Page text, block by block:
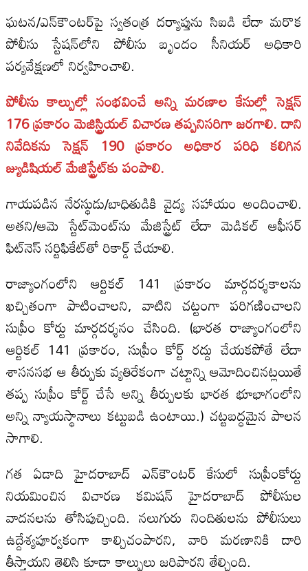
ఘటన/ఎన్‌కౌంటర్‌పై స్వతంత్ర దర్యాప్తును సిఐడి లేదా మరొక
పోలీసు స్టేషన్‌లోని పోలీసు బృందం సీనియర్ అధికారి
పర్యవేక్షణలో నిర్వహించాలి.
పోలీసు కాల్పుల్లో సంభవించే అన్ని మరణాల కేసుల్లో సెక్షన్
176 ప్రకారం మెజిస్ట్రియల్ విచారణ తప్పనిసరిగా జరగాలి. దాని
నివేదికను సెక్షన్ 190 ప్రకారం అధికార పరిధి కలిగిన
జ్యుడిషియల్ మేజిస్ట్రేట్‌కు పంపాలి.
గాయపడిన నేరస్థుడు/బాధితుడికి వైద్య సహాయం అందించాలి.
అతని/ఆమె స్టేట్‌మెంట్‌ను మేజిస్ట్రేట్ లేదా మెడికల్ ఆఫీసర్
ఫిట్‌నెస్ సర్టిఫికేట్‌తో రికార్డ్ చేయాలి.
రాజ్యాంగంలోని ఆర్టికల్ 141 ప్రకారం మార్గదర్శకాలను
ఖచ్చితంగా పాటించాలని, వాటిని చట్టంగా పరిగణించాలని
సుప్రీం కోర్టు మార్గదర్శనం చేసింది. (భారత రాజ్యాంగంలోని
ఆర్టికల్ 141 ప్రకారం, సుప్రీం కోర్ట్ రద్దు చేయకపోతే లేదా
శాసనసభ ఆ తీర్పుకు వ్యతిరేకంగా చట్టాన్ని ఆమోదించినట్లయితే
తప్ప సుప్రీం కోర్ట్ చేసే అన్ని తీర్పులకు భారత భూభాగంలోని
అన్ని న్యాయస్థానాలు కట్టుబడి ఉంటాయి.) చట్టబద్ధమైన పాలన
సాగాలి.
గత ఏడాది హైదరాబాద్‌ ఎన్‌కౌంటర్‌ కేసులో సుప్రీంకోర్టు
నియమించిన విచారణ కమిషన్‌ హైదరాబాద్‌ పోలీసుల
వాదనలను తోసిపుచ్చింది. నలుగురు నిందితులను పోలీసులు
ఉద్దేశ్యపూర్వకంగా కాల్చిచంపారని, వారి మరణానికి దారి
తీస్తాయని తెలిసి కూడా కాల్పులు జరిపారని తేల్చింది.